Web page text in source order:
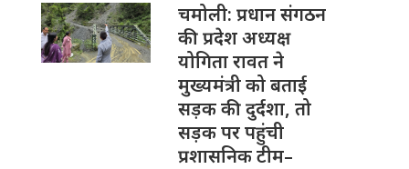
चमोली: प्रधान संगठन
की प्रदेश अध्यक्ष
योगिता रावत ने
मुख्यमंत्री को बताई
सड़क की दुर्दशा, तो
सड़क पर पहुंची
प्रशासनिक टीम–